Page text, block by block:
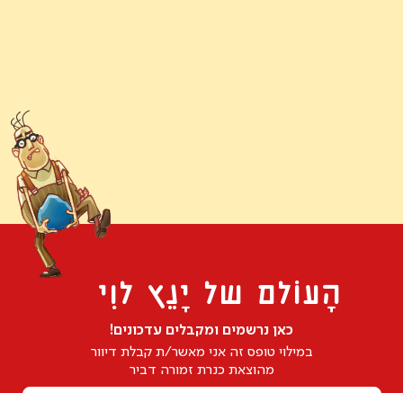
הָעוֹלם של יָנֵץ לוִי
כאן נרשמים ומקבלים עדכונים!
במילוי טופס זה אני מאשר/ת קבלת דיוור
מהוצאת כנרת זמורה דביר